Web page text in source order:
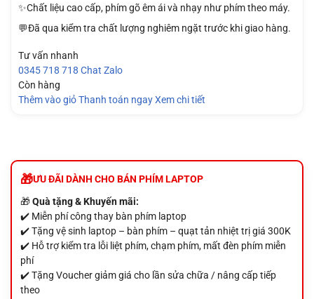
✨Chất liệu cao cấp, phím gõ êm ái và nhạy như phím theo máy.
💬Đã qua kiểm tra chất lượng nghiêm ngặt trước khi giao hàng.
Tư vấn nhanh
0345 718 718 Chat Zalo
Còn hàng
Thêm vào giỏ Thanh toán ngay Xem chi tiết
ƯU ĐÃI DÀNH CHO BÁN PHÍM LAPTOP
🎁Quà tặng & Khuyến mãi:
✔️ Miễn phí công thay bàn phím laptop
✔️ Tặng vệ sinh laptop – bàn phím – quạt tản nhiệt trị giá 300K
✔️ Hỗ trợ kiểm tra lỗi liệt phím, chạm phím, mất đèn phím miễn
phí
✔️ Tặng Voucher giảm giá cho lần sửa chữa / nâng cấp tiếp
theo